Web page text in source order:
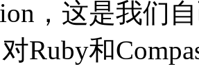
，这是我们自
Ruby和